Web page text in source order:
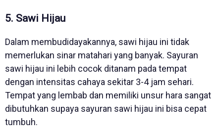
5. Sawi Hijau
Dalam membudidayakannya, sawi hijau ini tidak
memerlukan sinar matahari yang banyak. Sayuran
sawi hijau ini lebih cocok ditanam pada tempat
dengan intensitas cahaya sekitar 3-4 jam sehari.
Tempat yang lembab dan memiliki unsur hara sangat
dibutuhkan supaya sayuran sawi hijau ini bisa cepat
tumbuh.